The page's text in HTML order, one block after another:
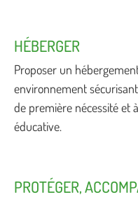
HÉBERGER
Proposer un
environnement
de première nécessité et
éducative.
PROTÉGER,